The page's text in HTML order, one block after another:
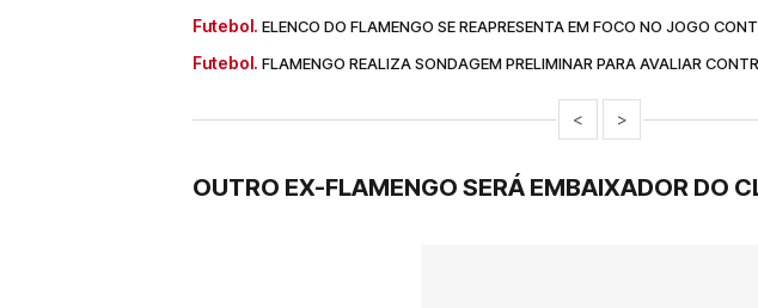
Futebol. ELENCO DO FLAMENGO SE REAPRESENTA EM FOCO NO JOGO
Futebol. FLAMENGO REALIZA SONDAGEM PRELIMINAR PARA AVALIAR
< >
OUTRO EX-FLAMENGO SERÁ EMBAIXADOR DO